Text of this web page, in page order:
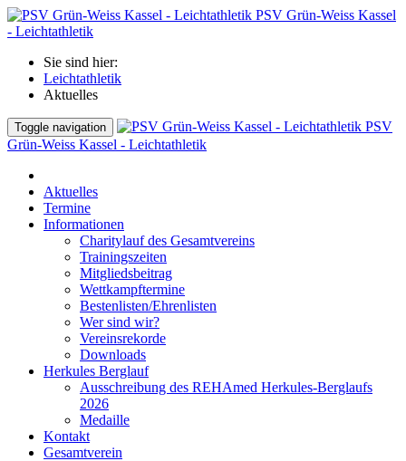
PSV Grün-Weiss Kassel
- Leichtathletik
Sie sind hier:
Leichtathletik
Aktuelles
Toggle navigation
PSV
Grün-Weiss Kassel - Leichtathletik
Aktuelles
Termine
Informationen
Charitylauf des Gesamtvereins
Trainingszeiten
Mitgliedsbeitrag
Wettkampftermine
Bestenlisten/Ehrenlisten
Wer sind wir?
Vereinsrekorde
Downloads
Herkules Berglauf
Ausschreibung des REHAmed Herkules-Berglaufs
2026
Medaille
Kontakt
Gesamtverein